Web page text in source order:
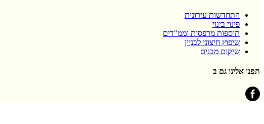
התחדשות עירונית
פינוי בינוי
תוספות מרפסות וממ"דים
שיפוץ חיצוני לבניין
שיקום מבנים
תפנו אלינו גם ב